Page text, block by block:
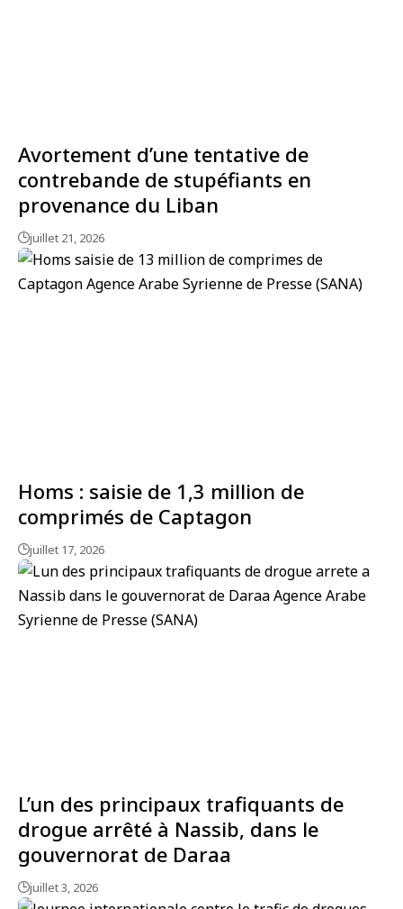
Avortement d’une tentative de
contrebande de stupéfiants en
provenance du Liban
juillet 21, 2026
Homs : saisie de 1,3 million de
comprimés de Captagon
juillet 17, 2026
L’un des principaux trafiquants de
drogue arrêté à Nassib, dans le
gouvernorat de Daraa
juillet 3, 2026